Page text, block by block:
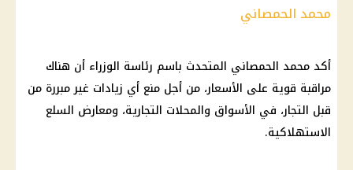
محمد الحمصاني
أكد محمد الحمصاني المتحدث باسم رئاسة الوزراء أن هناك
مراقبة قوية على الأسعار، من أجل منع أي زيادات غير مبررة من
قبل التجار، في الأسواق والمحلات التجارية، ومعارض السلع
الاستهلاكية.